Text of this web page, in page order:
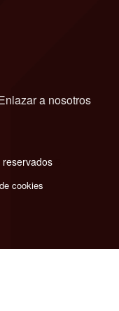
a nosotros
cookies